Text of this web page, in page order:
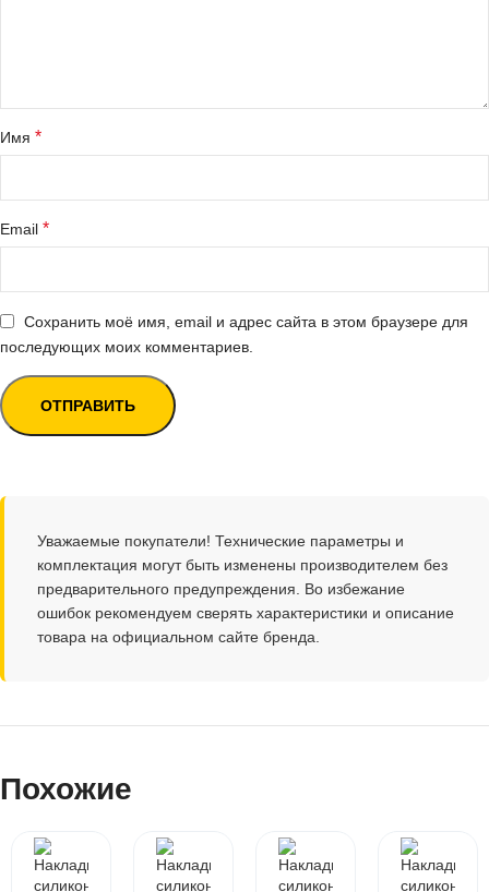
Имя *
Email *
Сохранить моё имя, email и адрес сайта в этом браузере для
последующих моих комментариев.
Уважаемые покупатели! Технические параметры и
комплектация могут быть изменены производителем без
предварительного предупреждения. Во избежание
ошибок рекомендуем сверять характеристики и описание
товара на официальном сайте бренда.
Похожие